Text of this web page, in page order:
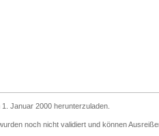
Januar 2000 herunterzuladen.
noch nicht validiert und können